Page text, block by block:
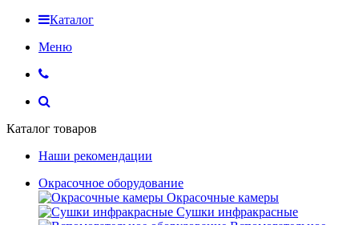
Каталог
Меню
Каталог товаров
Наши рекомендации
Окрасочное оборудование
Окрасочные камеры
Сушки инфракрасные